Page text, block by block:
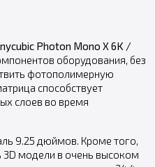
Photon Mono X 6K /
оборудования, без
фотополимерную
способствует
слоев во время
9.25 дюймов. Кроме того,
3D модели в очень высоком